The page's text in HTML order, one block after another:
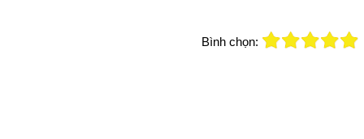
Bình chọn: